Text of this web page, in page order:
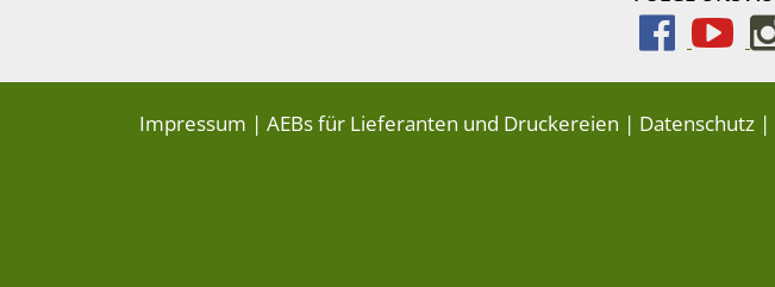
Impressum | AEBs für Lieferanten und Druckereien | Datenschutz |